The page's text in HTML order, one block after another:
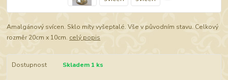
Amalgánový svícen. Sklo míty vyšeptalé. Vše v původním stavu. Celkový
rozměr 20cm x 10cm. celý popis
Dostupnost Skladem 1 ks